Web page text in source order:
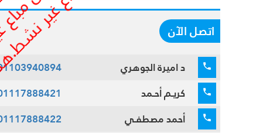
اتصل الآن
د اميرة الجوهري
كريـم أحـمد
أحمد مصطفـي